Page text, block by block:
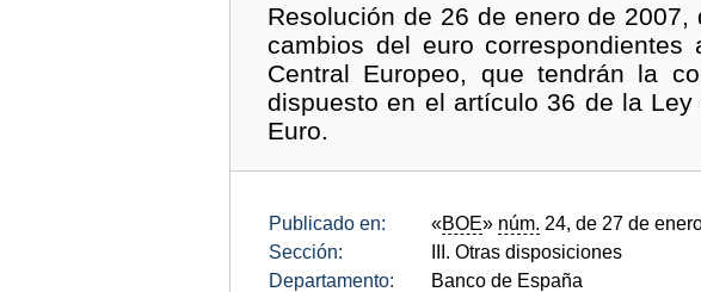
Resolución de 26 de enero de
cambios del euro
Central Europeo, que tendrán la
dispuesto en el artículo 36 de la
Euro.
Publicado en: «BOE» núm. 24, de 27 de
Sección:
III. Otras disposiciones
Departamento:
Banco de España